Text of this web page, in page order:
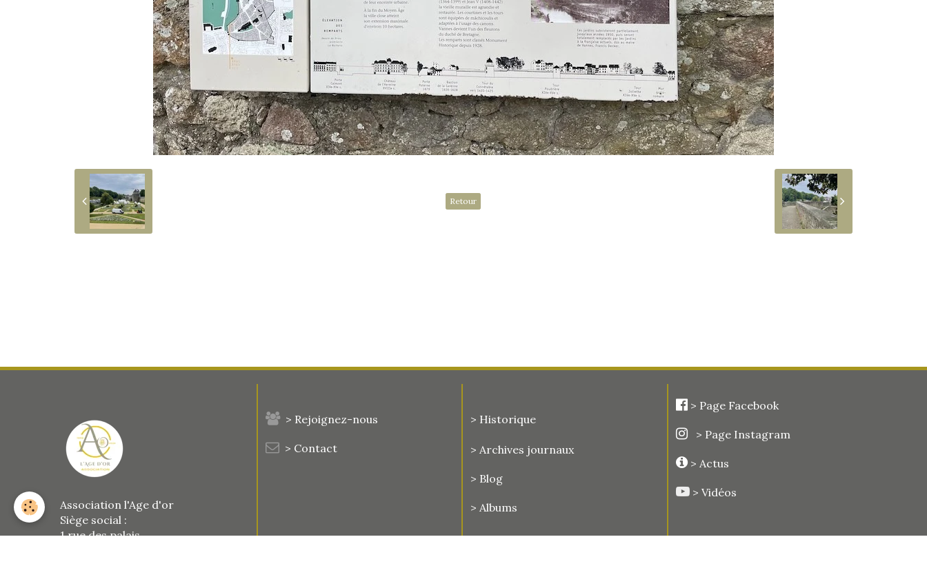
Retour
Association l'Age d'or
Siège social :
1 rue des palais
> Rejoignez-nous
> Contact
> Historique
> Archives journaux
> Blog
> Albums
> Page Facebook
> Page Instagram
> Actus
> Vidéos